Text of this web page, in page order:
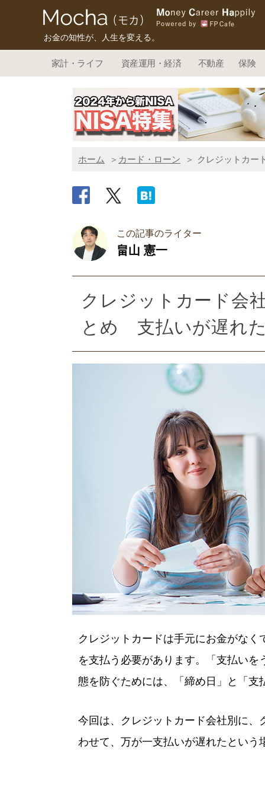
お金の知性が、人生を変える。
家計・ライフ 資産運用・経済 不動産 保険
ホーム カード・ローン クレジットカー
この記事のライター
畠山 憲一
クレジットカード会
とめ 支払いが遅れ
クレジットカードは手元にお金がな
を支払う必要があります。「支払い
態を防ぐためには、「締め日」と「
今回は、クレジットカード会社別に
わせて、万が一支払いが遅れたという